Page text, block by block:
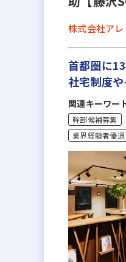
株式会社アレ
首都圏に
社宅制度
関連キーワー
幹部候補募集
業界経験者優遇